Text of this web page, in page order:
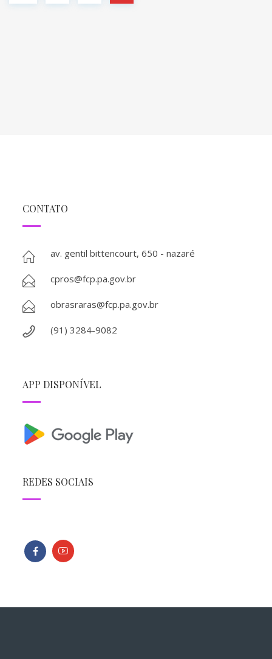
CONTATO
av. gentil bittencourt, 650 - nazaré
cpros@fcp.pa.gov.br
obrasraras@fcp.pa.gov.br
(91) 3284-9082
APP DISPONÍVEL
REDES SOCIAIS